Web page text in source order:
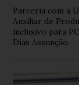
Parceria com a
Auxiliar de
inclusivo para
Dias Assunção.